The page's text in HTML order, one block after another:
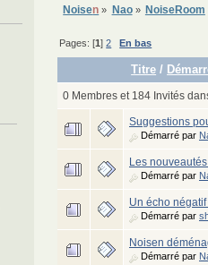
Noisen » Nao» NoiseRoom
Pages: [1]2 En bas
Titre /
0 Membres et 184 Invités
Suggestions
Démarré par
Les
Démarré par
Un écho
Démarré par
Noisen
Démarré par